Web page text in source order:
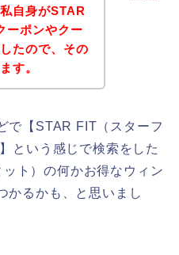
自身がSTAR
ーポンやクー
たので、その
す。
で【STAR FIT（スターフ
という感じで検索をした
ト）の何かお得なウィン
かるかも、と思いまし